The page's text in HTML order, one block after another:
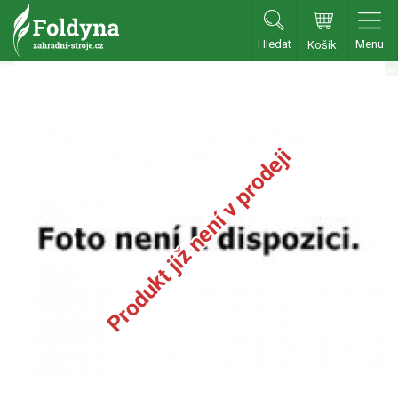
Hledat Košík Menu
Sekačky
Benzínové sekačky
Akumulátorové sekačkyProdukt již není v prodeji